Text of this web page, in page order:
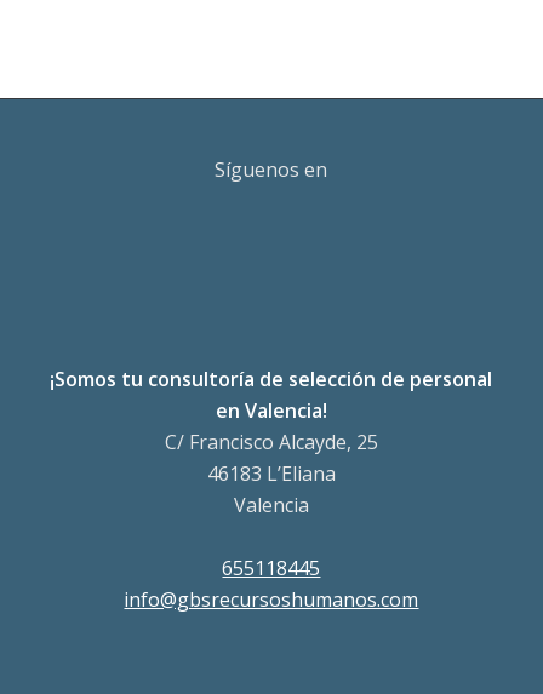
Síguenos en
¡Somos tu consultoría de selección de personal
en Valencia!
C/ Francisco Alcayde, 25
46183 L’Eliana
Valencia
655118445
info@gbsrecursoshumanos.com